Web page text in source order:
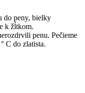
do peny, bielky
k žĺtkom.
penu. Pečieme
C do zlatista.